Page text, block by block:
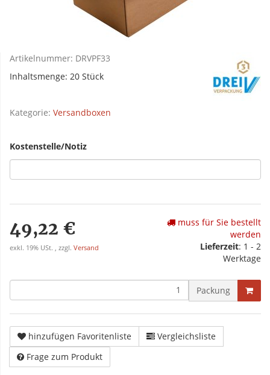
Artikelnummer: DRVPF33
Inhaltsmenge: 20 Stück
Kategorie: Versandboxen
Kostenstelle/Notiz
49,22 €
exkl. 19% USt. , zzgl. Versand
muss für Sie bestellt
werden
Lieferzeit: 1 - 2
Werktage
Packung
hinzufügen Favoritenliste
Vergleichsliste
Frage zum Produkt